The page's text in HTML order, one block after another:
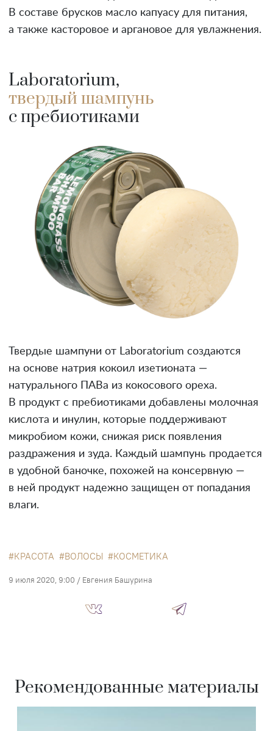
В составе брусков масло капуасу для питания,
а также касторовое и аргановое для увлажнения.
Laboratorium,
твердый шампунь
с пребиотиками
Твердые шампуни от Laboratorium создаются
на основе натрия кокоил изетионата —
натурального ПАВа из кокосового ореха.
В продукт с пребиотиками добавлены молочная
кислота и инулин, которые поддерживают
микробиом кожи, снижая риск появления
раздражения и зуда. Каждый шампунь продается
в удобной баночке, похожей на консервную —
в ней продукт надежно защищен от попадания
влаги.
КРАСОТА ВОЛОСЫ КОСМЕТИКА
9 июля 2020, 9:00 / Евгения Башурина
Рекомендованные материалы